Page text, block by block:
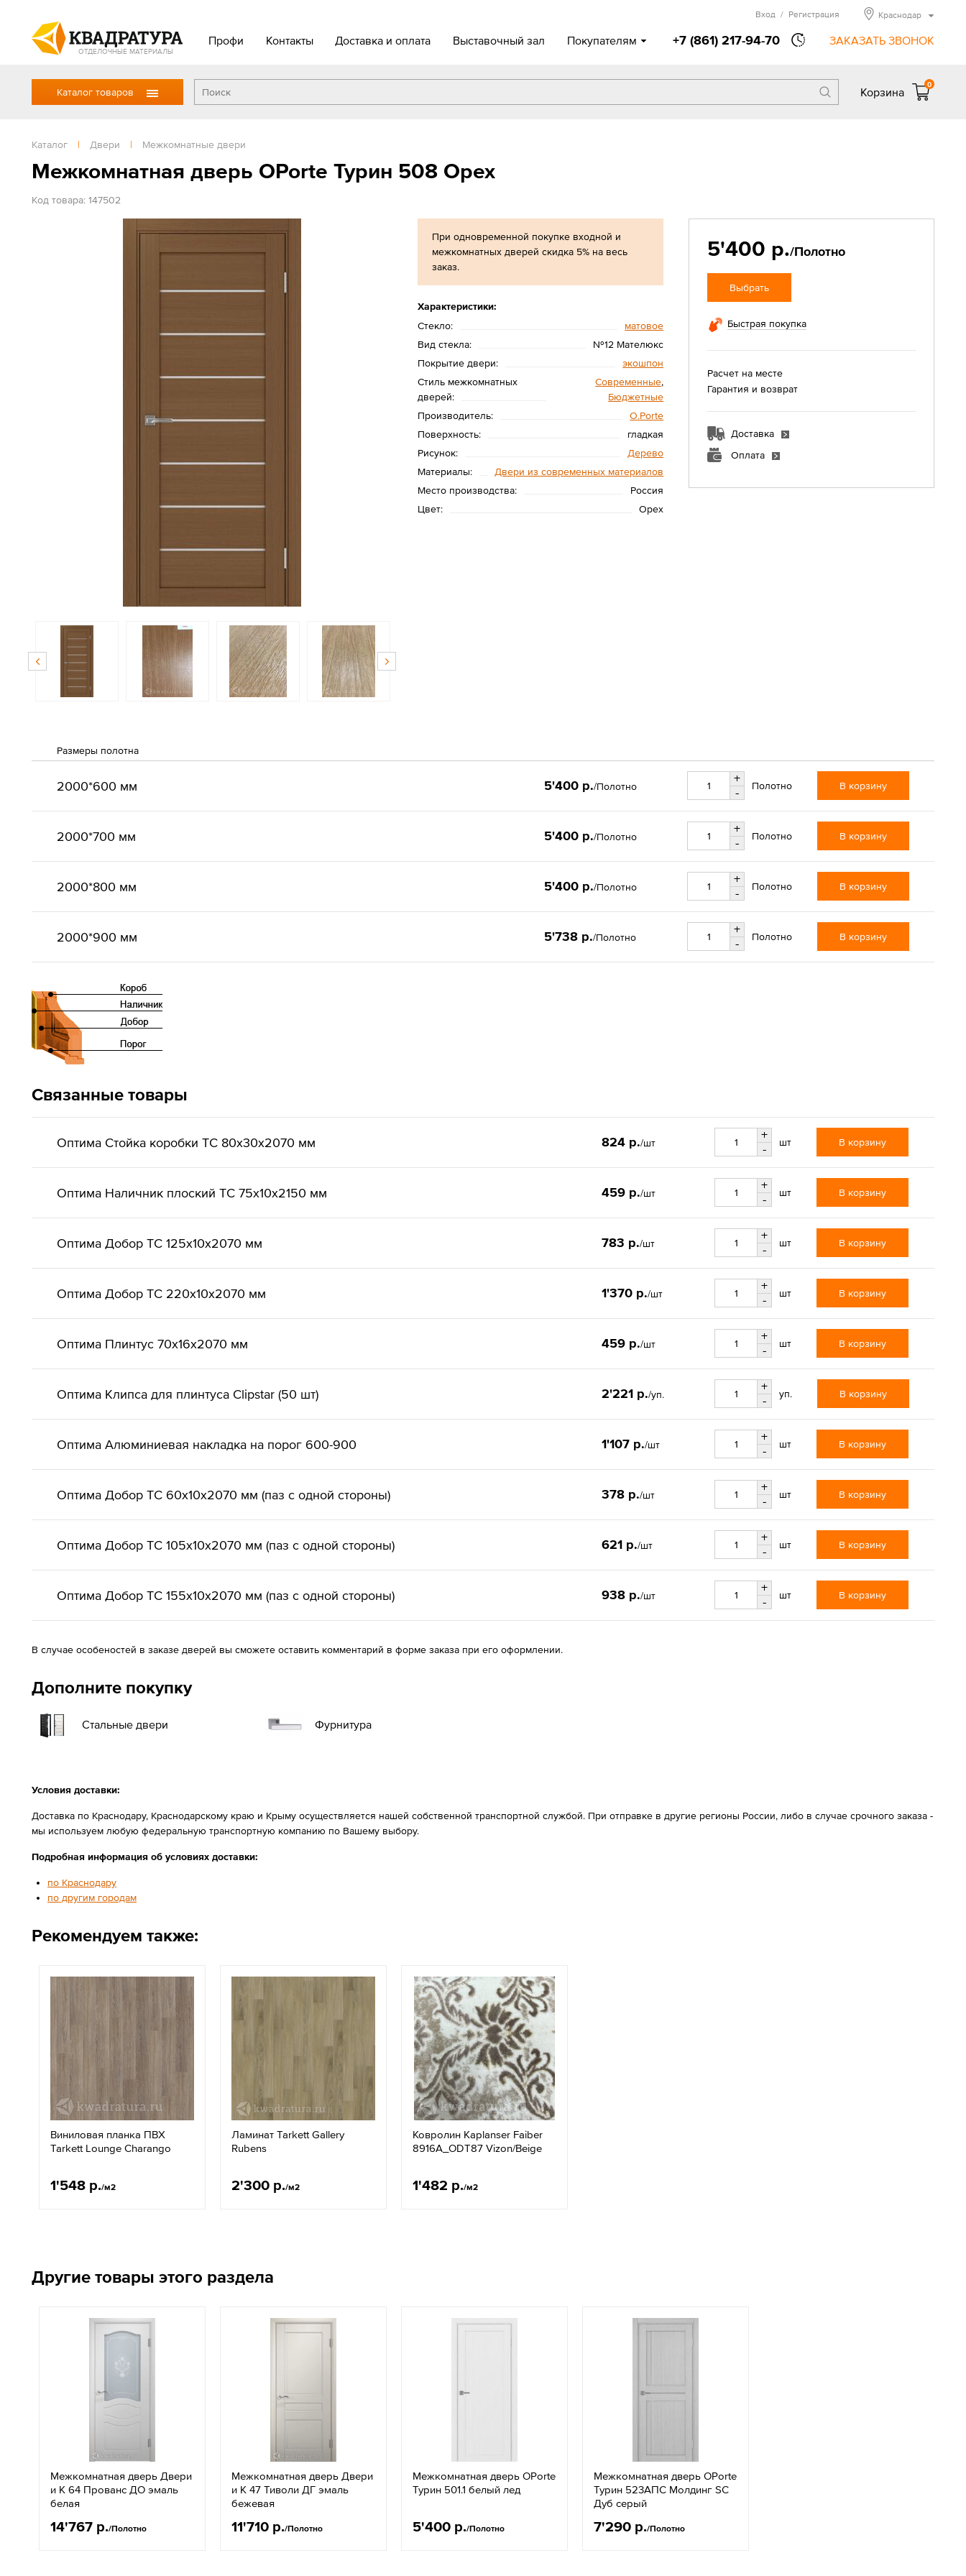
ОТДЕЛОЧНЫЕ МАТЕРИАЛЫ
Профи Контакты Доставка и оплата Выставочный зал Покупателям +7 (861) 217-94-70 ЗАКАЗАТЬ ЗВОНОК
Вход / Регистрация Краснодар
Каталог товаров Корзина
0
Каталог | Двери | Межкомнатные двери
Межкомнатная дверь OPorte Турин 508 Орех
Код товара: 147502
При одновременной покупке входной и
межкомнатных дверей скидка 5% на весь
заказ.
Характеристики:
Стекло:
матовое
Вид стекла:
№12 Мателюкс
Покрытие двери:
экошпон
Стиль межкомнатных
дверей:
Современные,
Бюджетные
Производитель:
O.Porte
Поверхность:
гладкая
Рисунок:
Дерево
Материалы:
Двери из современных материалов
Место производства:
Россия
Цвет:
Орех
5'400 р./Полотно
Выбрать
Быстрая покупка
Расчет на месте
Гарантия и возврат
Доставка
Оплата
Размеры полотна
2000*600 мм 5'400 р./Полотно
+
-
Полотно В корзину
2000*700 мм 5'400 р./Полотно
+
-
Полотно В корзину
2000*800 мм 5'400 р./Полотно
+
-
Полотно В корзину
2000*900 мм 5'738 р./Полотно
+
-
Полотно В корзину
Связанные товары
Оптима Стойка коробки ТС 80х30х2070 мм 824 р./шт
+
-
шт В корзину
Оптима Наличник плоский ТС 75х10х2150 мм 459 р./шт
+
-
шт В корзину
Оптима Добор ТС 125х10х2070 мм 783 р./шт
+
-
шт В корзину
Оптима Добор ТС 220х10х2070 мм 1'370 р./шт
+
-
шт В корзину
Оптима Плинтус 70х16х2070 мм 459 р./шт
+
-
шт В корзину
Оптима Клипса для плинтуса Clipstar (50 шт) 2'221 р./уп.
+
-
уп. В корзину
Оптима Алюминиевая накладка на порог 600-900 1'107 р./шт
+
-
шт В корзину
Оптима Добор ТС 60х10х2070 мм (паз с одной стороны) 378 р./шт
+
-
шт В корзину
Оптима Добор ТС 105х10х2070 мм (паз с одной стороны) 621 р./шт
+
-
шт В корзину
Оптима Добор ТС 155х10х2070 мм (паз с одной стороны) 938 р./шт
+
-
шт В корзину
В случае особеностей в заказе дверей вы сможете оставить комментарий в форме заказа при его оформлении.
Дополните покупку
Стальные двери Фурнитура
Условия доставки:
Доставка по Краснодару, Краснодарскому краю и Крыму осуществляется нашей собственной транспортной службой. При отправке в другие регионы России, либо в случае срочного заказа -
мы используем любую федеральную транспортную компанию по Вашему выбору.
Подробная информация об условиях доставки:
по Краснодару
по другим городам
Рекомендуем также:
Виниловая планка ПВХ
Tarkett Lounge Charango
1'548 р./м2
Ламинат Tarkett Gallery
Rubens
2'300 р./м2
Ковролин Kaplanser Faiber
8916A_ODT87 Vizon/Beige
1'482 р./м2
Другие товары этого раздела
Межкомнатная дверь Двери
и К 64 Прованс ДО эмаль
белая
14'767 р./Полотно
Межкомнатная дверь Двери
и К 47 Тиволи ДГ эмаль
бежевая
11'710 р./Полотно
Межкомнатная дверь OPorte
Турин 501.1 белый лед
5'400 р./Полотно
Межкомнатная дверь OPorte
Турин 523АПС Молдинг SC
Дуб серый
7'290 р./Полотно